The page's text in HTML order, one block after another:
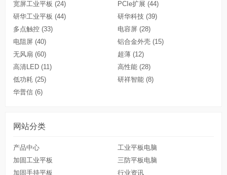
宽屏工业平板 (24) PCIe扩展 (44)
研华工业平板 (44) 研华科技(39)
多点触控 (33) 电容屏(28)
电阻屏 (40) 铝合金外壳(15)
无风扇 (60) 超薄(12)
高清LED (11) 高性能(28)
低功耗 (25) 研祥智能(8)
华普信 (6)
网站分类
产品中心
工业平板电脑
加固工业平板
三防平板电脑
加固手持平板
行业资讯